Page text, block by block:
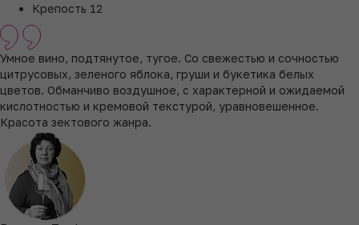
Крепость 12
Умное вино, подтянутое, тугое. Со свежестью и сочностью
цитрусовых, зеленого яблока, груши и букетика белых
цветов. Обманчиво воздушное, с характерной и ожидаемой
кислотностью и кремовой текстурой, уравновешенное.
Красота зектового жанра.